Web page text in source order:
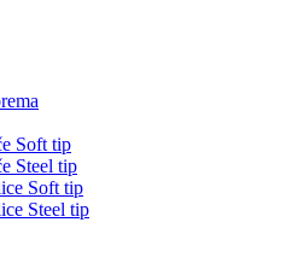
Soft tip
Steel tip
Soft tip
Steel tip